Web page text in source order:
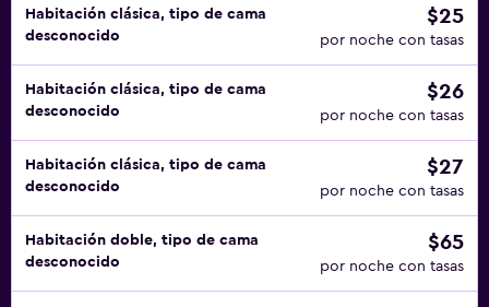
Habitación clásica, tipo de cama
desconocido
$25
por noche con tasas
Habitación clásica, tipo de cama
desconocido
$26
por noche con tasas
Habitación clásica, tipo de cama
desconocido
$27
por noche con tasas
Habitación doble, tipo de cama
desconocido
$65
por noche con tasas